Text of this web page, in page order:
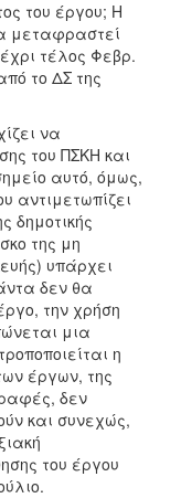
του έργου; Η
μεταφραστεί
τέλος Φεβρ.
το ΔΣ της
να
του ΠΣΚΗ και
αυτό, όμως,
αντιμετωπίζει
δημοτικής
της μη
υπάρχει
δεν θα
την χρήση
μια
η
έργων, της
δεν
και συνεχώς,
του έργου